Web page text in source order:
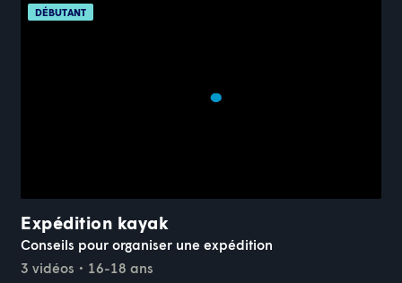
DÉBUTANT
Expédition kayak
Conseils pour organiser une expédition
3 vidéos
16-18 ans